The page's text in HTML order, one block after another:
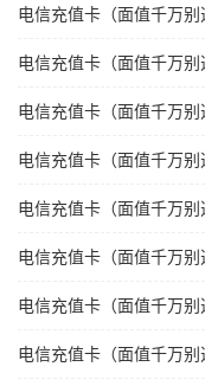
电信充值卡（面值千万
电信充值卡（面值千万
电信充值卡（面值千万
电信充值卡（面值千万
电信充值卡（面值千万
电信充值卡（面值千万
电信充值卡（面值千万
电信充值卡（面值千万